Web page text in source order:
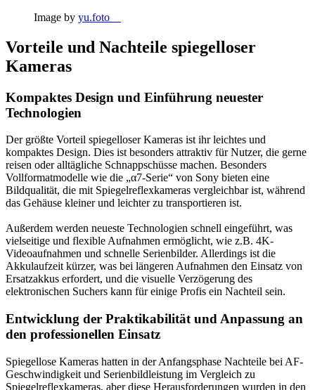
Image by yu.foto__
Vorteile und Nachteile spiegelloser
Kameras
Kompaktes Design und Einführung neuester
Technologien
Der größte Vorteil spiegelloser Kameras ist ihr leichtes und
kompaktes Design. Dies ist besonders attraktiv für Nutzer, die gerne
reisen oder alltägliche Schnappschüsse machen. Besonders
Vollformatmodelle wie die „α7-Serie“ von Sony bieten eine
Bildqualität, die mit Spiegelreflexkameras vergleichbar ist, während
das Gehäuse kleiner und leichter zu transportieren ist.
Außerdem werden neueste Technologien schnell eingeführt, was
vielseitige und flexible Aufnahmen ermöglicht, wie z.B. 4K-
Videoaufnahmen und schnelle Serienbilder. Allerdings ist die
Akkulaufzeit kürzer, was bei längeren Aufnahmen den Einsatz von
Ersatzakkus erfordert, und die visuelle Verzögerung des
elektronischen Suchers kann für einige Profis ein Nachteil sein.
Entwicklung der Praktikabilität und Anpassung an
den professionellen Einsatz
Spiegellose Kameras hatten in der Anfangsphase Nachteile bei AF-
Geschwindigkeit und Serienbildleistung im Vergleich zu
Spiegelreflexkameras, aber diese Herausforderungen wurden in den